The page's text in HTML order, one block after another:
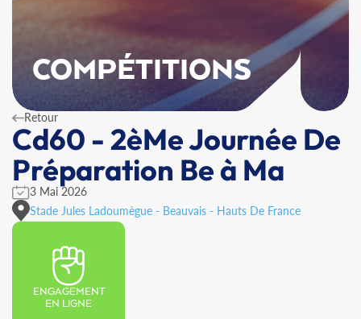
COMPÉTITIONS
Retour
Cd60 - 2èMe Journée De
Préparation Be à Ma
3 Mai 2026
Stade Jules Ladoumègue - Beauvais - Hauts De France
ENGAGEMENT
EN LIGNE